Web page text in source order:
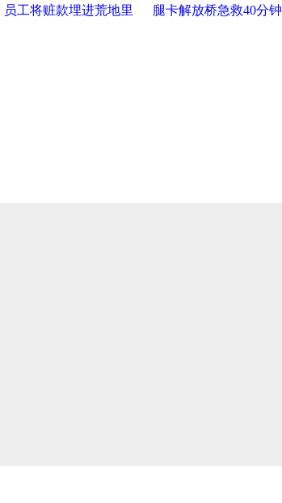
员工将赃款埋进荒地里 腿卡解放桥急救40分钟